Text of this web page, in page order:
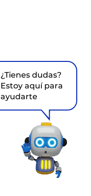
¿Tienes dudas?
Estoy aquí para
ayudarte